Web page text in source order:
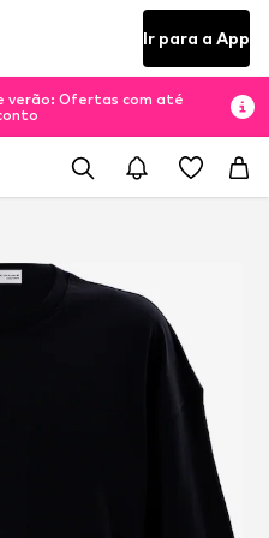
Ir para a App
verão: Ofertas com até